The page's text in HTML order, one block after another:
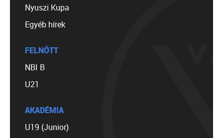
Nyuszi Kupa
Egyéb hírek
FELNŐTT
NBI B
U21
AKADÉMIA
U19 (Junior)